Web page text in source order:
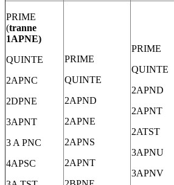
PRIME
(tranne
1APNE)
QUINTE
2APNC
2DPNE
3APNT
3 A PNC
4APSC
PRIME
QUINTE
2APND
2APNE
2APNS
2APNT
PRIME
QUINTE
2APND
2APNT
2ATST
3APNU
3APNV